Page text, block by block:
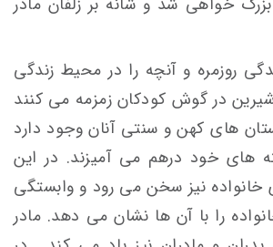
روزمره و آنچه را در محیط زندگی
در گوش کودکان زمزمه می کنند
های کهن و سنتی آنان وجود دارد
های خود درهم می آمیزند. در این
خانواده نیز سخن می رود و وابستگی
را با آن ها نشان می دهد. مادر